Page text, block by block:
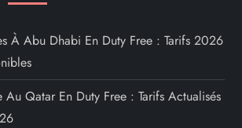
À Abu Dhabi En Duty Free : Tarifs 2026
Au Qatar En Duty Free : Tarifs Actualisés